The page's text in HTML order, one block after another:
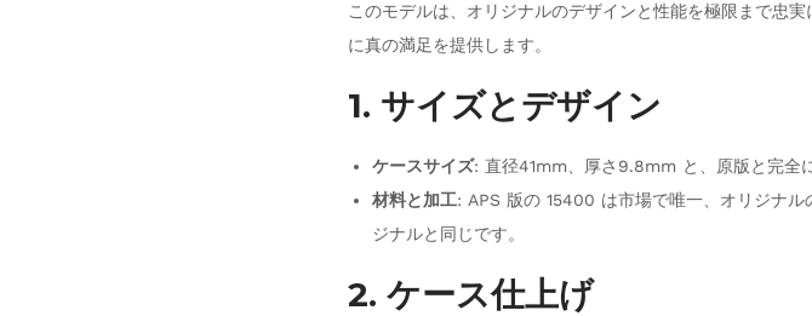
このモデルは、オリジナルのデザインと性能を極限まで忠
に真の満足を提供します。
1. サイズとデザイン
ケースサイズ: 直径41mm、厚さ9.8mm と、原版と完全
材料と加工: APS 版の 15400 は市場で唯一、オリジナル
ジナルと同じです。
2. ケース仕上げ